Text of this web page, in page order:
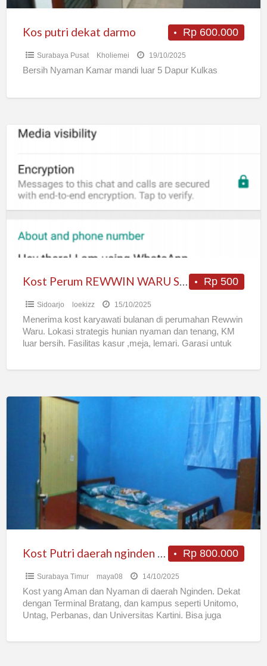
Rp 600.000
Kos putri dekat darmo
Surabaya Pusat Kholiemei 19/10/2025
Bersih Nyaman Kamar mandi luar 5 Dapur Kulkas
Kost
REWWIN
WARU
SIDOARJO
wifi
Rp 500
Kost Perum REWWIN WARU SIDOARJO wifi
Sidoarjo loekizz 15/10/2025
Menerima kost karyawati bulanan di perumahan Rewwin
Waru. Lokasi strategis hunian nyaman dan tenang, KM
luar bersih. Fasilitas kasur ,meja, lemari. Garasi untuk
dengan
Kampus
Rp 800.000
Kost Putri daerah nginden dekat dengan Kampus
Surabaya Timur maya08 14/10/2025
Kost yang Aman dan Nyaman di daerah Nginden. Dekat
dengan Terminal Bratang, dan kampus seperti Unitomo,
Untag, Perbanas, dan Universitas Kartini. Bisa juga